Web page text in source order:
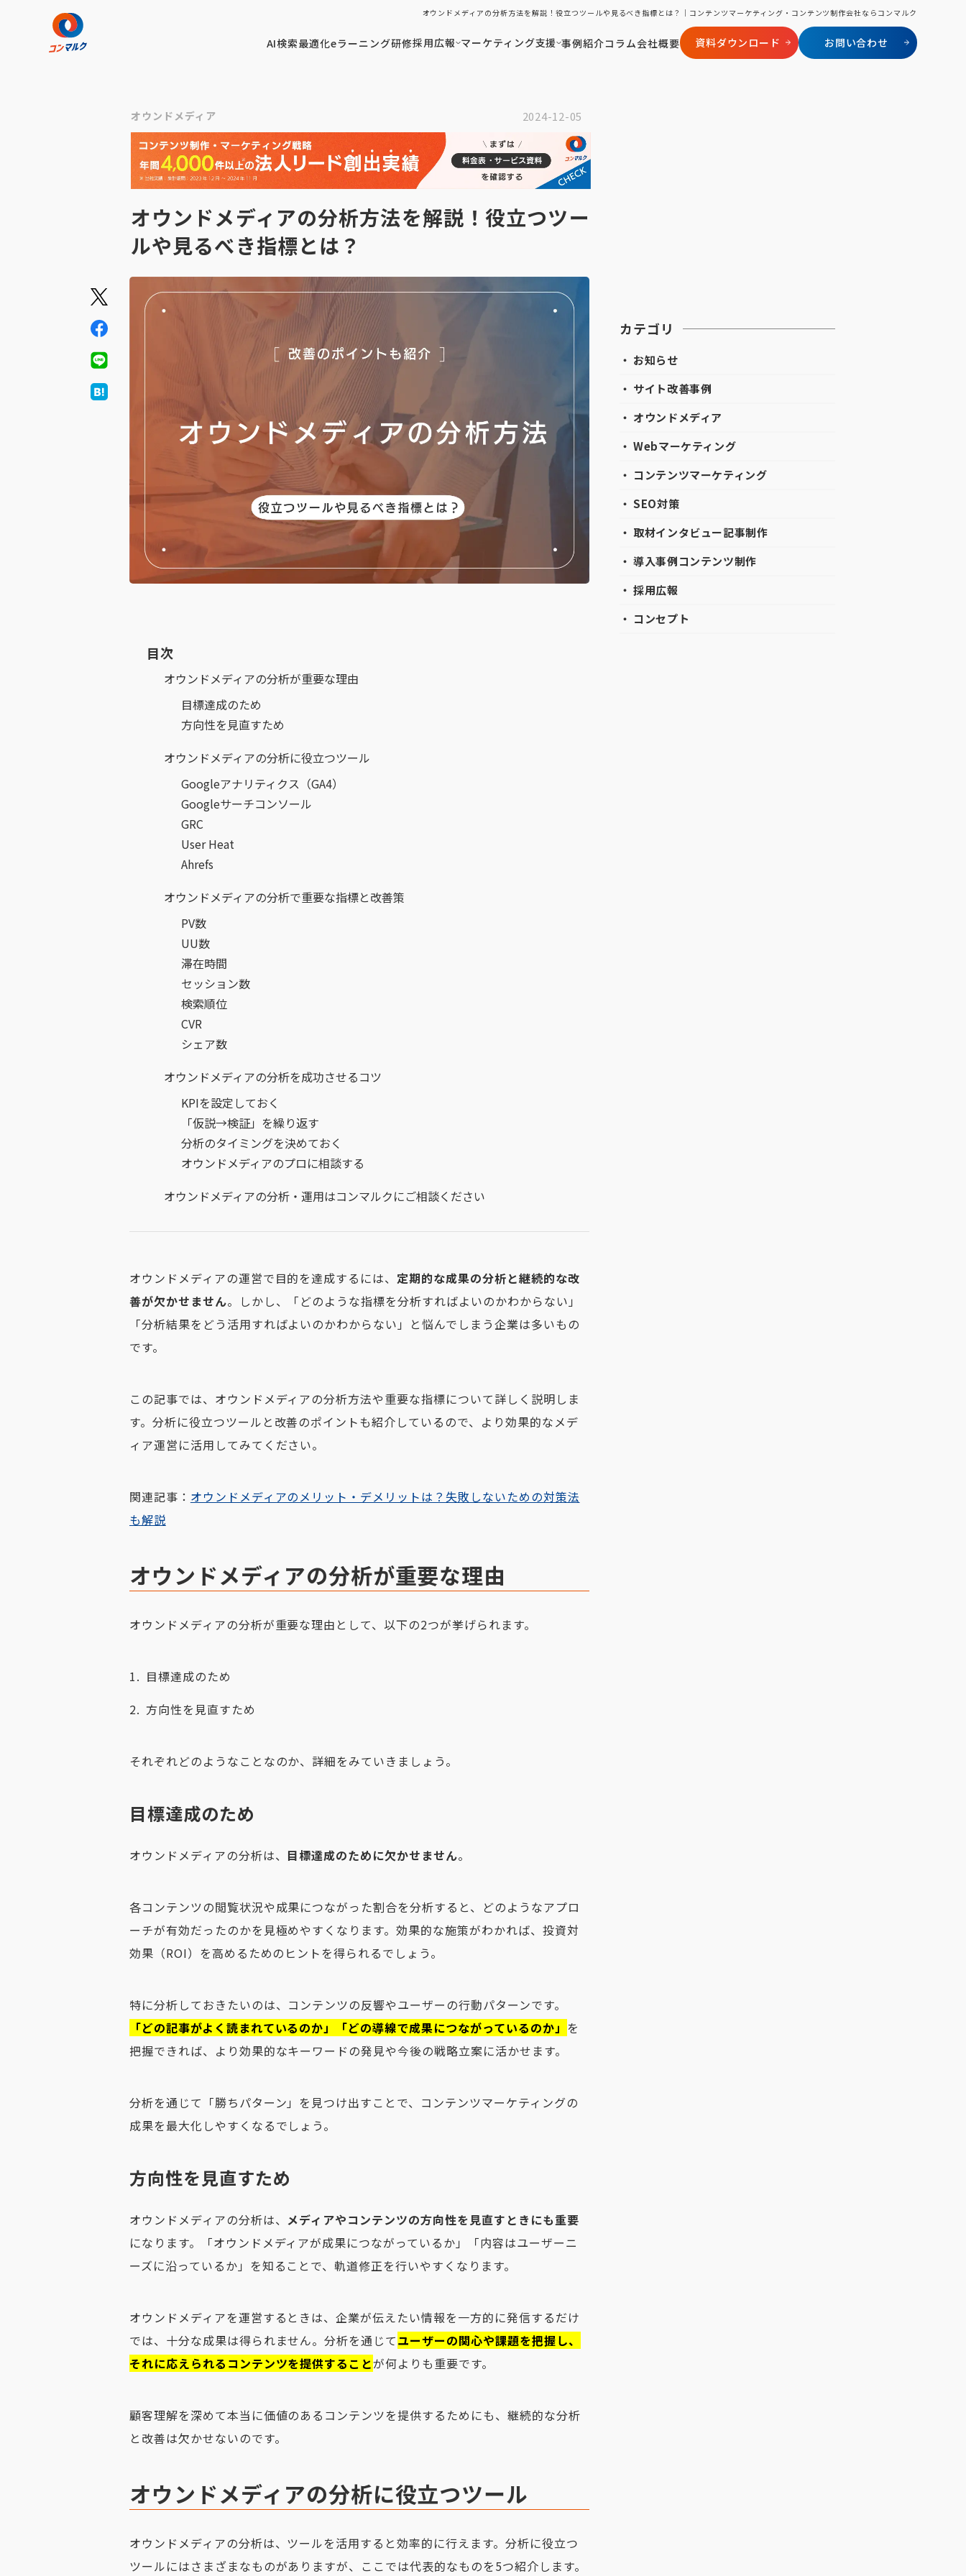
オウンドメディアの分析方法を解説！役立つツールや見るべき指標とは？｜コンテンツマーケティング・コンテンツ制作会社ならコンマルク
AI検索最適化eラーニング研修採用広報 マーケティング支援 事例紹介コラム会社概要 資料ダウンロード お問い合わせ
オウンドメディア 2024-12-05
オウンドメディアの分析方法を解説！役立つツー
ルや見るべき指標とは？
目次
オウンドメディアの分析が重要な理由
目標達成のため
方向性を見直すため
オウンドメディアの分析に役立つツール
Googleアナリティクス（GA4）
Googleサーチコンソール
GRC
User Heat
Ahrefs
オウンドメディアの分析で重要な指標と改善策
PV数
UU数
滞在時間
セッション数
検索順位
CVR
シェア数
オウンドメディアの分析を成功させるコツ
KPIを設定しておく
「仮説→検証」を繰り返す
分析のタイミングを決めておく
オウンドメディアのプロに相談する
オウンドメディアの分析・運用はコンマルクにご相談ください
オウンドメディアの運営で目的を達成するには、定期的な成果の分析と継続的な改
善が欠かせません。しかし、「どのような指標を分析すればよいのかわからない」
「分析結果をどう活用すればよいのかわからない」と悩んでしまう企業は多いもの
です。
この記事では、オウンドメディアの分析方法や重要な指標について詳しく説明しま
す。分析に役立つツールと改善のポイントも紹介しているので、より効果的なメデ
ィア運営に活用してみてください。
関連記事： オウンドメディアのメリット・デメリットは？失敗しないための対策法
も解説
オウンドメディアの分析が重要な理由
オウンドメディアの分析が重要な理由として、以下の2つが挙げられます。
目標達成のため
方向性を見直すため
それぞれどのようなことなのか、詳細をみていきましょう。
目標達成のため
オウンドメディアの分析は、 目標達成のために欠かせません。
各コンテンツの閲覧状況や成果につながった割合を分析すると、どのようなアプロ
ーチが有効だったのかを見極めやすくなります。効果的な施策がわかれば、投資対
効果（ROI）を高めるためのヒントを得られるでしょう。
特に分析しておきたいのは、コンテンツの反響やユーザーの行動パターンです。
「どの記事がよく読まれているのか」「どの導線で成果につながっているのか」 を
把握できれば、より効果的なキーワードの発見や今後の戦略立案に活かせます。
分析を通じて「勝ちパターン」を見つけ出すことで、コンテンツマーケティングの
成果を最大化しやすくなるでしょう。
方向性を見直すため
オウンドメディアの分析は、 メディアやコンテンツの方向性を見直すときにも重要
になります。「オウンドメディアが成果につながっているか」「内容はユーザーニ
ーズに沿っているか」を知ることで、軌道修正を行いやすくなります。
オウンドメディアを運営するときは、企業が伝えたい情報を一方的に発信するだけ
では、十分な成果は得られません。分析を通じてユーザーの関心や課題を把握し、
それに応えられるコンテンツを提供することが何よりも重要です。
顧客理解を深めて本当に価値のあるコンテンツを提供するためにも、継続的な分析
と改善は欠かせないのです。
オウンドメディアの分析に役立つツール
オウンドメディアの分析は、ツールを活用すると効率的に行えます。分析に役立つ
ツールにはさまざまなものがありますが、ここでは代表的なものを5つ紹介します。
カテゴリ
・ お知らせ
・ サイト改善事例
・ オウンドメディア
・ Webマーケティング
・ コンテンツマーケティング
・ SEO対策
・ 取材インタビュー記事制作
・ 導入事例コンテンツ制作
・ 採用広報
・ コンセプト